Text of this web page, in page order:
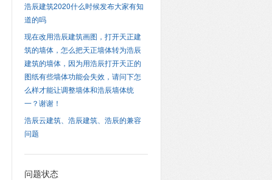
浩辰建筑2020什么时候发布大家有知
道的吗
现在改用浩辰建筑画图，打开天正建
筑的墙体，怎么把天正墙体转为浩辰
建筑的墙体，因为用浩辰打开天正的
图纸有些墙体功能会失效，请问下怎
么样才能让调整墙体和浩辰墙体统
一？谢谢！
浩辰云建筑、浩辰建筑、浩辰的兼容
问题
问题状态